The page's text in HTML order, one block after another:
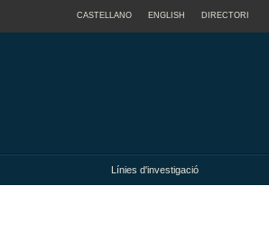
CASTELLANO ENGLISH DIRECTORI
Línies d'investigació